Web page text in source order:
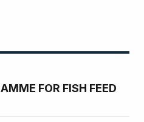
FOR FISH FEED